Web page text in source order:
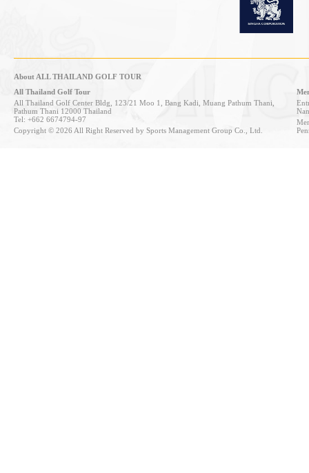
About ALL THAILAND GOLF TOUR
All Thailand Golf Tour
All Thailand Golf Center Bldg, 123/21 Moo 1, Bang Kadi, Muang Pathum Thani,
Pathum Thani 12000 Thailand
Tel: +662 6674794-97
Copyright © 2026 All Right Reserved by Sports Management Group Co., Ltd.